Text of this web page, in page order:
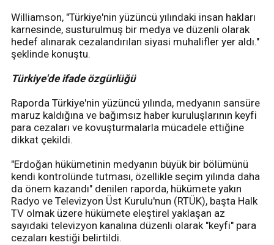
Williamson, "Türkiye'nin yüzüncü yılındaki insan hakları
karnesinde, susturulmuş bir medya ve düzenli olarak
hedef alınarak cezalandırılan siyasi muhalifler yer aldı."
şeklinde konuştu.
Türkiye'de ifade özgürlüğü
Raporda Türkiye'nin yüzüncü yılında, medyanın sansüre
maruz kaldığına ve bağımsız haber kuruluşlarının keyfi
para cezaları ve kovuşturmalarla mücadele ettiğine
dikkat çekildi.
"Erdoğan hükümetinin medyanın büyük bir bölümünü
kendi kontrolünde tutması, özellikle seçim yılında daha
da önem kazandı" denilen raporda, hükümete yakın
Radyo ve Televizyon Üst Kurulu'nun (RTÜK), başta Halk
TV olmak üzere hükümete eleştirel yaklaşan az
sayıdaki televizyon kanalına düzenli olarak "keyfi" para
cezaları kestiği belirtildi.